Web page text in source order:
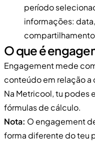
período
informações:
O que é
Engagement mede
conteúdo em relação a
Na Metricool, tu podes
fórmulas de cálculo.
Nota: O engagement
forma diferente do teu